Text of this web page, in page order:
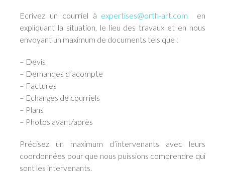
Ecrivez un courriel à expertises@orth-art.com en
expliquant la situation, le lieu des travaux et en nous
envoyant un maximum de documents tels que :
– Devis
– Demandes d’acompte
– Factures
– Echanges de courriels
– Plans
– Photos avant/après
Précisez un maximum d’intervenants avec leurs
coordonnées pour que nous puissions comprendre qui
sont les intervenants.